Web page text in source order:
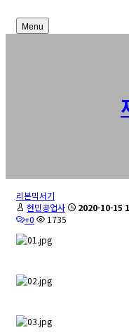
Menu
리본믹서기
현민공업사
2020-10-15
+0
1735